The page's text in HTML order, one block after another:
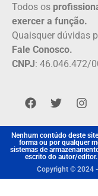
Todos os
exercer a função.
Quaisquer dúvidas
Fale Conosco.
CNPJ: 46.046.472/
Nenhum contúdo deste
forma ou por qualquer
sistemas de
escrito do autor/editor.
Copyright © 2024